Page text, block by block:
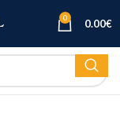
0 0.00€